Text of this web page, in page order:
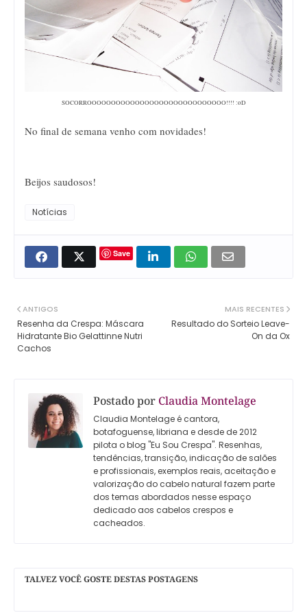
SOCORROOOOOOOOOOOOOOOOOOOOOOOOOOOOO!!!! :oD
No final de semana venho com novidades!
Beijos saudosos!
Notícias
Save
MAIS RECENTES
Resultado do Sorteio Leave-
On da Ox
ANTIGOS
Resenha da Crespa: Máscara
Hidratante Bio Gelattinne Nutri
Cachos
Postado por Claudia Montelage
Claudia Montelage é cantora,
botafoguense, libriana e desde de 2012
pilota o blog "Eu Sou Crespa". Resenhas,
tendências, transição, indicação de salões
e profissionais, exemplos reais, aceitação e
valorização do cabelo natural fazem parte
dos temas abordados nesse espaço
dedicado aos cabelos crespos e
cacheados.
TALVEZ VOCÊ GOSTE DESTAS POSTAGENS